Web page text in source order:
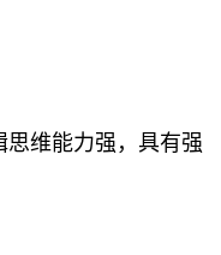
维能力强，具有强